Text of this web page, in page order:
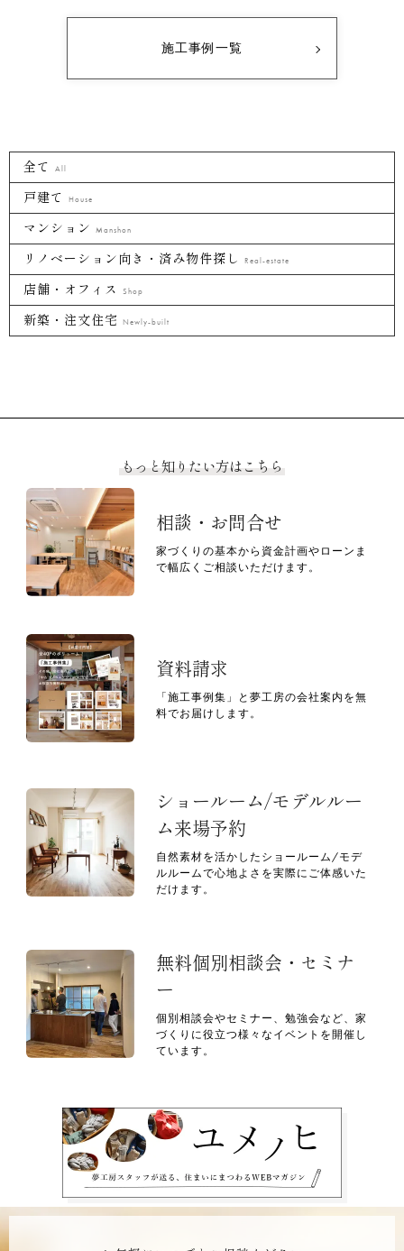
施工事例一覧
全て All
戸建て House
マンション Manshon
リノベーション向き・済み物件探し Real-estate
店舗・オフィス Shop
新築・注文住宅 Newly-built
もっと知りたい方はこちら
相談・お問合せ
家づくりの基本から資金計画やローンま
で幅広くご相談いただけます。
資料請求
「施工事例集」と夢工房の会社案内を無
料でお届けします。
ショールーム/モデルルー
ム来場予約
自然素材を活かしたショールーム/モデ
ルルームで心地よさを実際にご体感いた
だけます。
無料個別相談会・セミナ
ー
個別相談会やセミナー、勉強会など、家
づくりに役立つ様々なイベントを開催し
ています。